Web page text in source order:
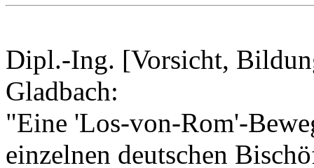
Dipl.-Ing. [Vorsicht,
Gladbach:
"Eine 'Los-von-Rom'-
einzelnen deutschen